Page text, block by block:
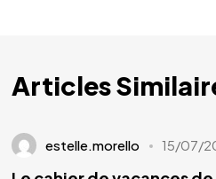
Articles
estelle.morello 15/07/